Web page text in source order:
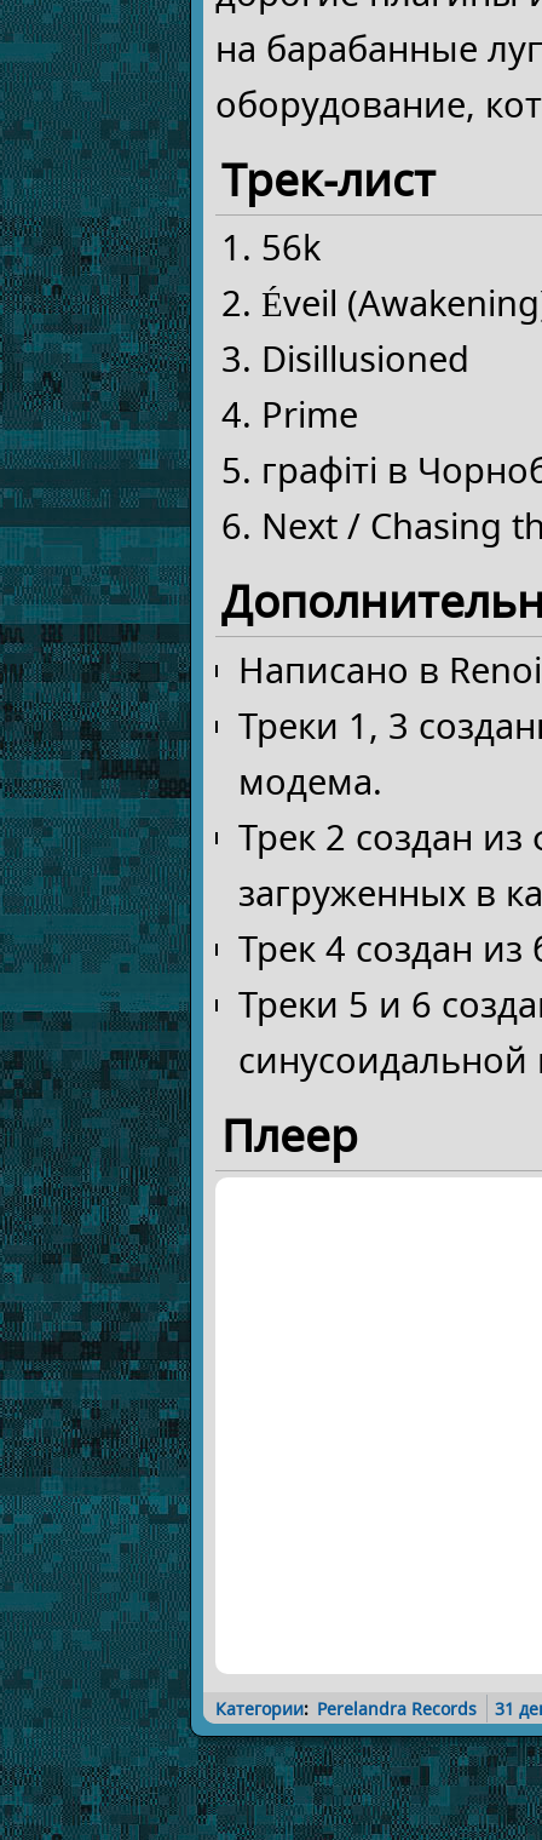
на барабанные
оборудование,
Трек-лист
56k
Éveil
Disillusioned
Prime
графіті в
Next / Chasing
Написано в
Треки 1, 3
модема.
Трек 2 создан
загруженных в
Трек 4 создан из
Треки 5 и 6
Плеер
Категории: Perelandra Records 31